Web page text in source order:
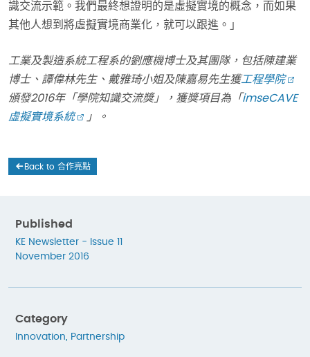
識交流示範。我們最終想證明的是虛擬實境的概念，而如果
其他人想到將虛擬實境商業化，就可以跟進。」
工業及製造系統工程系的劉應機博士及其團隊，包括陳建業
博士、譚偉林先生、戴雅琦小姐及陳嘉易先生獲工程學院
頒發2016年「學院知識交流獎」，獲獎項目為「imseCAVE
虛擬實境系統
」。
Back to 合作亮點
Published
KE Newsletter - Issue 11
November 2016
Category
Innovation Partnership